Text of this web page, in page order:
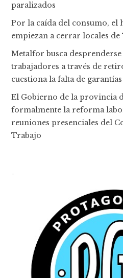
paralizados
Por la caída del consumo,
empiezan a cerrar locales de
Metalfor busca desprenderse
trabajadores a través de
cuestiona la falta de garantías
El Gobierno de la provincia
formalmente la reforma
reuniones presenciales del
Trabajo
-